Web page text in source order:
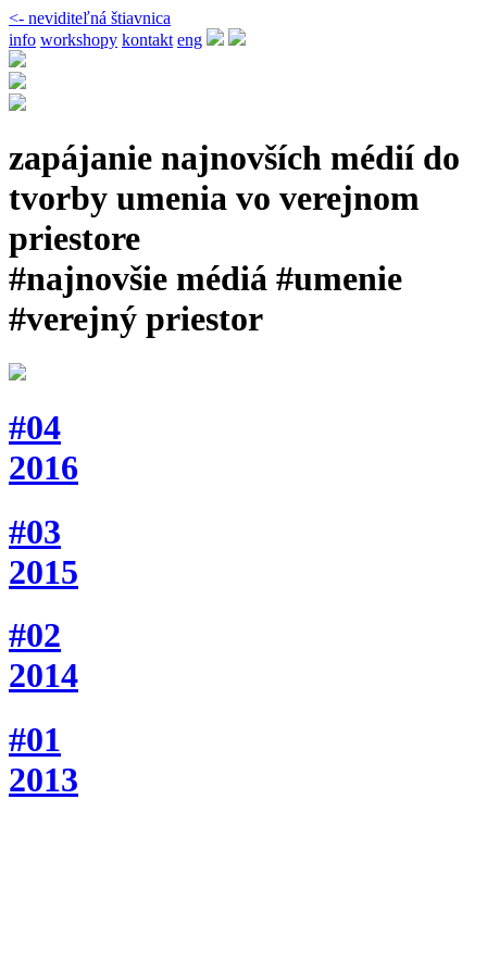
<- neviditeľná štiavnica
info workshopy kontakt eng
zapájanie najnovších médií do
tvorby umenia vo verejnom
priestore
#najnovšie médiá #umenie
#verejný priestor
#04
2016
#03
2015
#02
2014
#01
2013